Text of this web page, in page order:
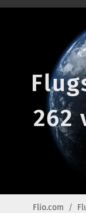
262
Flio.com